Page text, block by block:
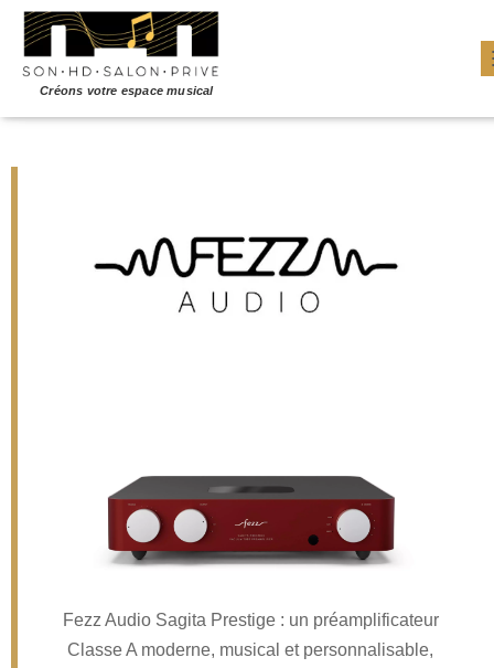
Fezz Audio Sagita Prestige : un préamplificateur
Classe A moderne, musical et personnalisable,